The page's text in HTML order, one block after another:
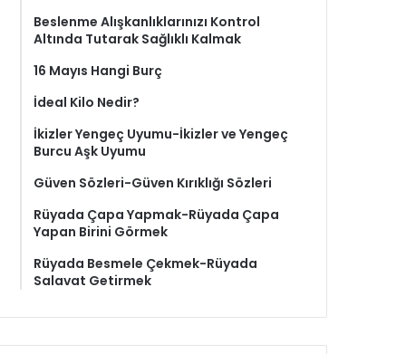
Beslenme Alışkanlıklarınızı Kontrol
Altında Tutarak Sağlıklı Kalmak
16 Mayıs Hangi Burç
İdeal Kilo Nedir?
İkizler Yengeç Uyumu-İkizler ve Yengeç
Burcu Aşk Uyumu
Güven Sözleri-Güven Kırıklığı Sözleri
Rüyada Çapa Yapmak-Rüyada Çapa
Yapan Birini Görmek
Rüyada Besmele Çekmek-Rüyada
Salavat Getirmek